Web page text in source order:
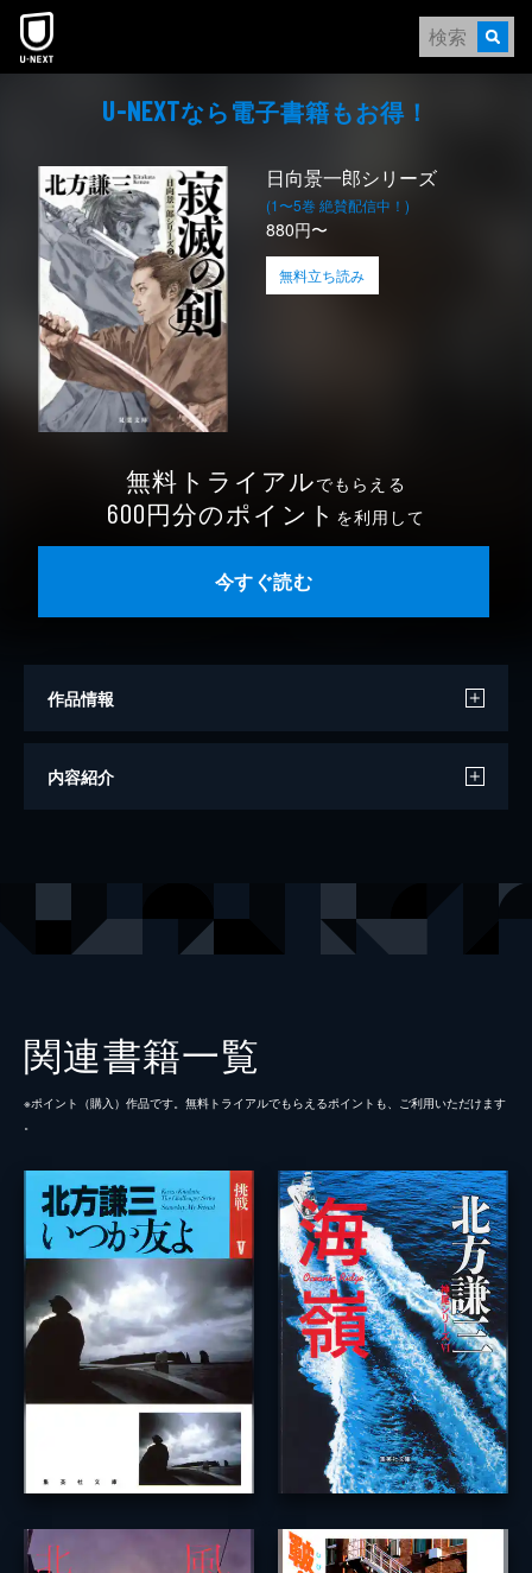
本文へスキップ
U-NEXTなら電⼦書籍もお得！
日向景一郎シリーズ
(1〜5巻 絶賛配信中！)
880円〜
無料立ち読み
無料トライアルでもらえる
600円分のポイント を利用して
今すぐ読む
作品情報
著者
内容紹介
関連書籍一覧
※ポイント（購⼊）作品です。無料トライアルでもらえるポイントも、ご利⽤いただけます
。